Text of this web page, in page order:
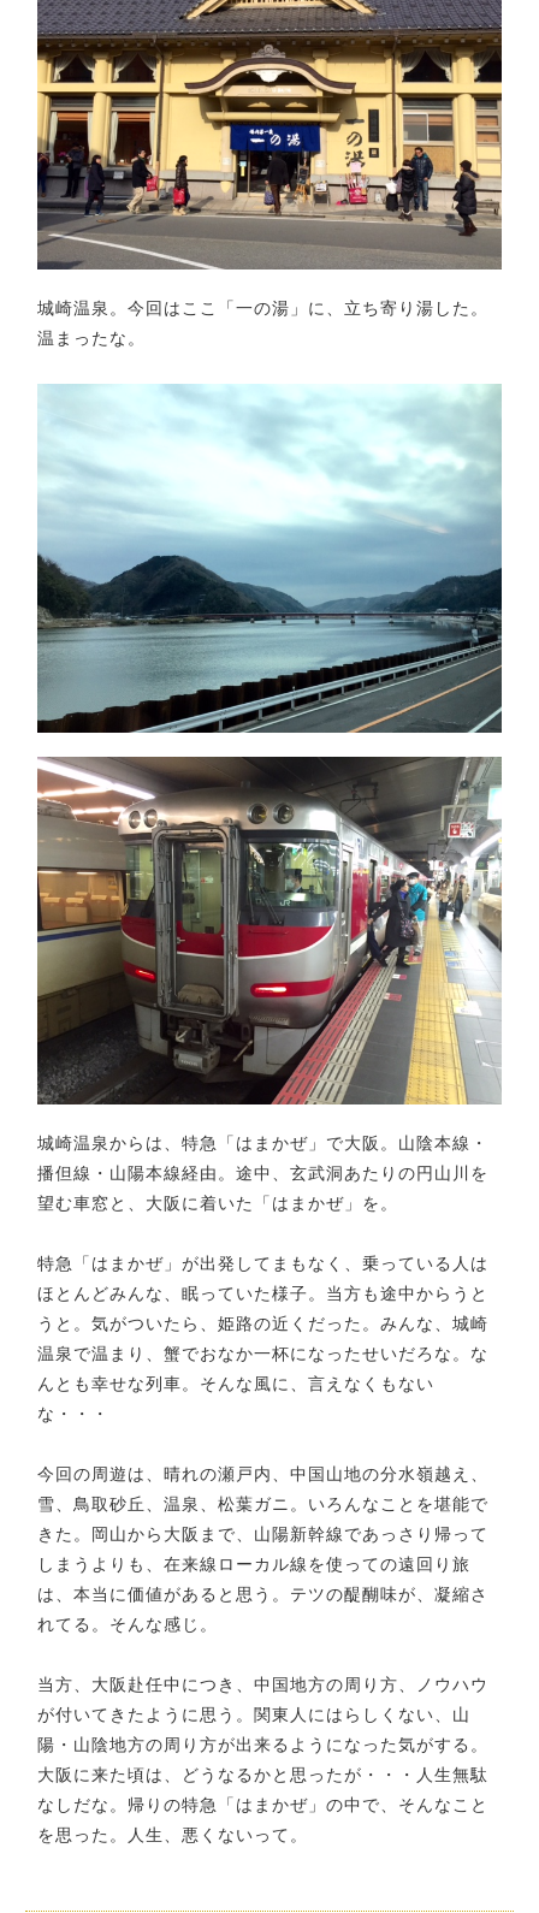
城崎温泉。今回はここ「一の湯」に、立ち寄り湯した。
温まったな。
城崎温泉からは、特急「はまかぜ」で大阪。山陰本線・
播但線・山陽本線経由。途中、玄武洞あたりの円山川を
望む車窓と、大阪に着いた「はまかぜ」を。
特急「はまかぜ」が出発してまもなく、乗っている人は
ほとんどみんな、眠っていた様子。当方も途中からうと
うと。気がついたら、姫路の近くだった。みんな、城崎
温泉で温まり、蟹でおなか一杯になったせいだろな。な
んとも幸せな列車。そんな風に、言えなくもない
な・・・
今回の周遊は、晴れの瀬戸内、中国山地の分水嶺越え、
雪、鳥取砂丘、温泉、松葉ガニ。いろんなことを堪能で
きた。岡山から大阪まで、山陽新幹線であっさり帰って
しまうよりも、在来線ローカル線を使っての遠回り旅
は、本当に価値があると思う。テツの醍醐味が、凝縮さ
れてる。そんな感じ。
当方、大阪赴任中につき、中国地方の周り方、ノウハウ
が付いてきたように思う。関東人にはらしくない、山
陽・山陰地方の周り方が出来るようになった気がする。
大阪に来た頃は、どうなるかと思ったが・・・人生無駄
なしだな。帰りの特急「はまかぜ」の中で、そんなこと
を思った。人生、悪くないって。